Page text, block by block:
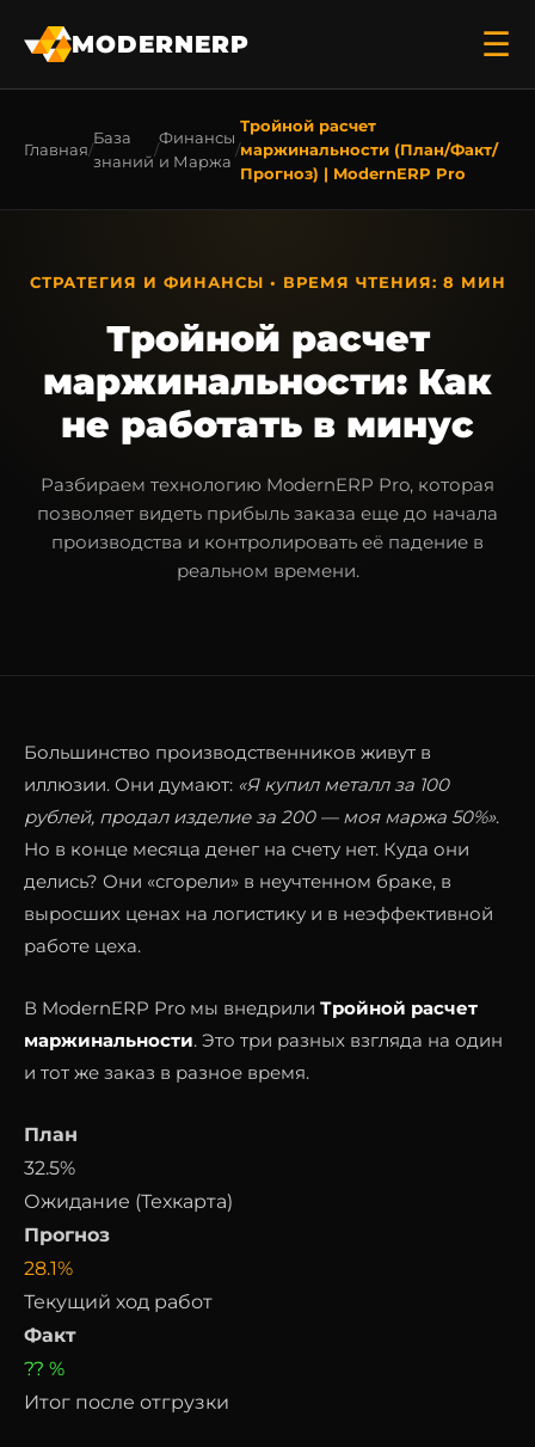
MODERNERP ☰
Главная
База
знаний
Финансы
и Маржа
Тройной расчет
маржинальности (План/Факт/
Прогноз) | ModernERP Pro
СТРАТЕГИЯ И ФИНАНСЫ • ВРЕМЯ ЧТЕНИЯ: 8 МИН
Тройной расчет
маржинальности: Как
не работать в минус
Разбираем технологию ModernERP Pro, которая
позволяет видеть прибыль заказа еще до начала
производства и контролировать её падение в
реальном времени.
Большинство производственников живут в
иллюзии. Они думают: «Я купил металл за 100
рублей, продал изделие за 200 — моя маржа 50%».
Но в конце месяца денег на счету нет. Куда они
делись? Они «сгорели» в неучтенном браке, в
выросших ценах на логистику и в неэффективной
работе цеха.
В ModernERP Pro мы внедрили Тройной расчет
маржинальности. Это три разных взгляда на один
и тот же заказ в разное время.
План
32.5%
Ожидание (Техкарта)
Прогноз
28.1%
Текущий ход работ
Факт
?? %
Итог после отгрузки